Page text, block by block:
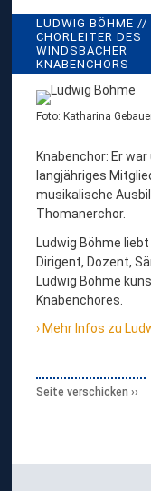
L
U
D
W
I
G
B
Ö
H
M
E
,
C
O
R
E
LUDWIG BÖHME //
CHORLEITER DES
WINDSBACHER
KNABENCHORS
Foto: Katharina
Knabenchor: Er
langjähriges
musikalische
Thomanerchor.
Ludwig Böhme
Dirigent, Dozent,
Ludwig Böhme
Knabenchores.
Mehr Infos zu
Seite verschicken